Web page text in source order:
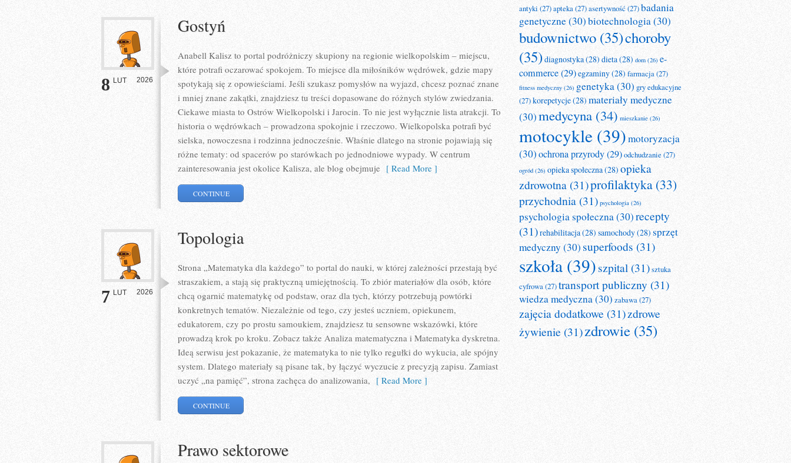
8 LUT 2026
Gostyń
Anabell Kalisz to portal podróżniczy skupiony na regionie wielkopolskim – miejscu,
które potrafi oczarować spokojem. To miejsce dla miłośników wędrówek, gdzie mapy
spotykają się z opowieściami. Jeśli szukasz pomysłów na wyjazd, chcesz poznać znane
i mniej znane zakątki, znajdziesz tu treści dopasowane do różnych stylów zwiedzania.
Ciekawe miasta to Ostrów Wielkopolski i Jarocin. To nie jest wyłącznie lista atrakcji. To
historia o wędrówkach – prowadzona spokojnie i rzeczowo. Wielkopolska potrafi być
sielska, nowoczesna i rodzinna jednocześnie. Właśnie dlatego na stronie pojawiają się
różne tematy: od spacerów po starówkach po jednodniowe wypady. W centrum
zainteresowania jest okolice Kalisza, ale blog obejmuje [ Read More ]
CONTINUE
7 LUT 2026
Topologia
Strona „Matematyka dla każdego” to portal do nauki, w której zależności przestają być
straszakiem, a stają się praktyczną umiejętnością. To zbiór materiałów dla osób, które
chcą ogarnić matematykę od podstaw, oraz dla tych, którzy potrzebują powtórki
konkretnych tematów. Niezależnie od tego, czy jesteś uczniem, opiekunem,
edukatorem, czy po prostu samoukiem, znajdziesz tu sensowne wskazówki, które
prowadzą krok po kroku. Zobacz także Analiza matematyczna i Matematyka dyskretna.
Ideą serwisu jest pokazanie, że matematyka to nie tylko regułki do wykucia, ale spójny
system. Dlatego materiały są pisane tak, by łączyć wyczucie z precyzją zapisu. Zamiast
uczyć „na pamięć”, strona zachęca do analizowania, [ Read More ]
CONTINUE
Prawo sektorowe
antyki(27)apteka(27)asertywność(27)badania
genetyczne(30)biotechnologia(30)
budownictwo (35)choroby
(35) diagnostyka(28) dieta(28) dom (26) e-
commerce(29)egzaminy(28) farmacja(27)
fitness medyczny (26) genetyka(30) gry edukacyjne
(27)korepetycje(28) materiały medyczne
(30)medycyna (34) mieszkanie (26)
motocykle (39)motoryzacja
(30)ochrona przyrody(29)odchudzanie(27)
ogród (26) opieka społeczna(28) opieka
zdrowotna (31)profilaktyka (33)
przychodnia (31) psychologia (26)
psychologia społeczna(30)recepty
(31)rehabilitacja(28) samochody(28) sprzęt
medyczny (30) superfoods (31)
szkoła (39)szpital (31)sztuka
cyfrowa(27)transport publiczny (31)
wiedza medyczna(30) zabawa(27)
zajęcia dodatkowe (31)zdrowe
żywienie (31)zdrowie (35)